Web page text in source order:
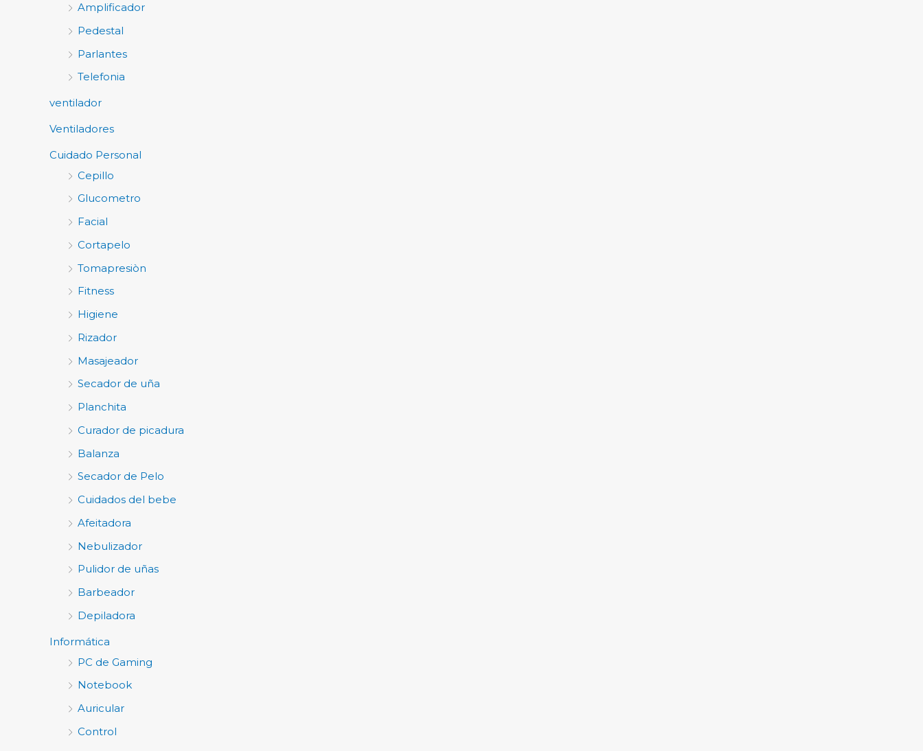
Amplificador
Pedestal
Parlantes
Telefonia
ventilador
Ventiladores
Cuidado Personal
Cepillo
Glucometro
Facial
Cortapelo
Tomapresiòn
Fitness
Higiene
Rizador
Masajeador
Secador de uña
Planchita
Curador de picadura
Balanza
Secador de Pelo
Cuidados del bebe
Afeitadora
Nebulizador
Pulidor de uñas
Barbeador
Depiladora
Informática
PC de Gaming
Notebook
Auricular
Control